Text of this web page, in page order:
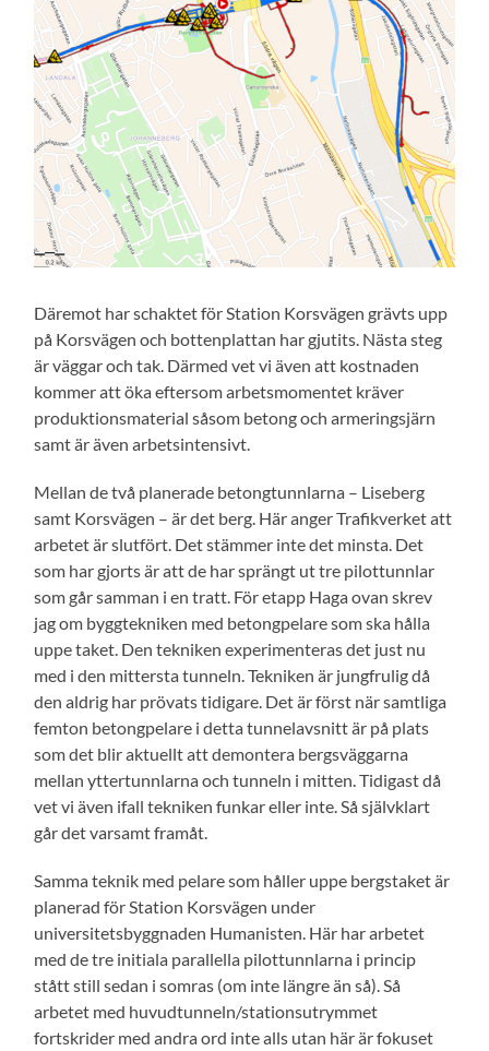
Däremot har schaktet för Station Korsvägen grävts upp
på Korsvägen och bottenplattan har gjutits. Nästa steg
är väggar och tak. Därmed vet vi även att kostnaden
kommer att öka eftersom arbetsmomentet kräver
produktionsmaterial såsom betong och armeringsjärn
samt är även arbetsintensivt.
Mellan de två planerade betongtunnlarna – Liseberg
samt Korsvägen – är det berg. Här anger Trafikverket att
arbetet är slutfört. Det stämmer inte det minsta. Det
som har gjorts är att de har sprängt ut tre pilottunnlar
som går samman i en tratt. För etapp Haga ovan skrev
jag om byggtekniken med betongpelare som ska hålla
uppe taket. Den tekniken experimenteras det just nu
med i den mittersta tunneln. Tekniken är jungfrulig då
den aldrig har prövats tidigare. Det är först när samtliga
femton betongpelare i detta tunnelavsnitt är på plats
som det blir aktuellt att demontera bergsväggarna
mellan yttertunnlarna och tunneln i mitten. Tidigast då
vet vi även ifall tekniken funkar eller inte. Så självklart
går det varsamt framåt.
Samma teknik med pelare som håller uppe bergstaket är
planerad för Station Korsvägen under
universitetsbyggnaden Humanisten. Här har arbetet
med de tre initiala parallella pilottunnlarna i princip
stått still sedan i somras (om inte längre än så). Så
arbetet med huvudtunneln/stationsutrymmet
fortskrider med andra ord inte alls utan här är fokuset